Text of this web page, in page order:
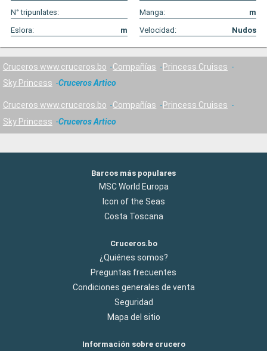
N° tripunlates:
Manga:
m
Eslora:
m Velocidad: Nudos
Cruceros www.cruceros.bo Compañías
Princess Cruises
Sky Princess
Cruceros Artico
Cruceros www.cruceros.bo Compañías
Princess Cruises
Sky Princess
Cruceros Artico
Barcos más populares
MSC World Europa
Icon of the Seas
Costa Toscana
Cruceros.bo
¿Quiénes somos?
Preguntas frecuentes
Condiciones generales de venta
Seguridad
Mapa del sitio
Información sobre crucero